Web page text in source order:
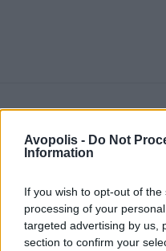
Avopolis - Do Not
Information
If you wish to opt-out of
processing of your
targeted advertising by us,
section to confirm your
News
MOOD OF THE DAY